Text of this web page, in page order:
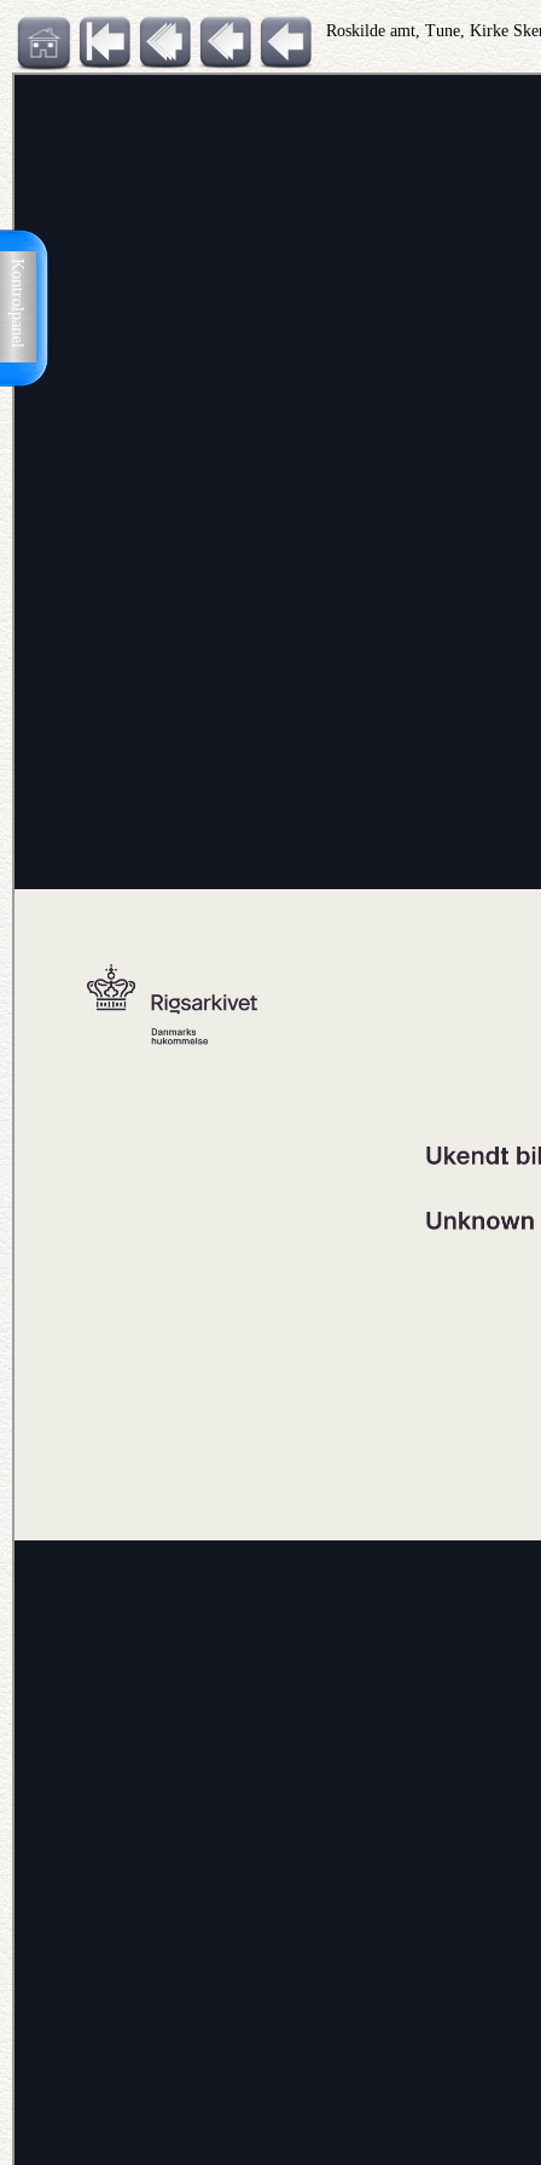
Kontrolpanel
Roskilde amt, Tune, Kirke